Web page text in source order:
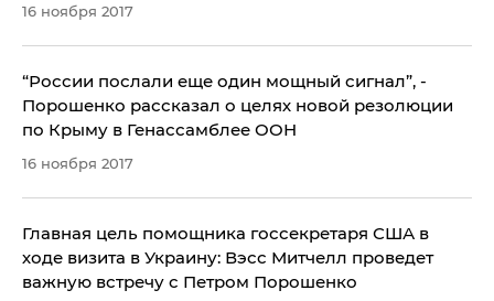
16 ноября 2017
​“России послали еще один мощный сигнал”, -
Порошенко рассказал о целях новой резолюции
по Крыму в Генассамблее ООН
16 ноября 2017
Главная цель помощника госсекретаря США в
ходе визита в Украину: Вэсс Митчелл проведет
важную встречу с Петром Порошенко